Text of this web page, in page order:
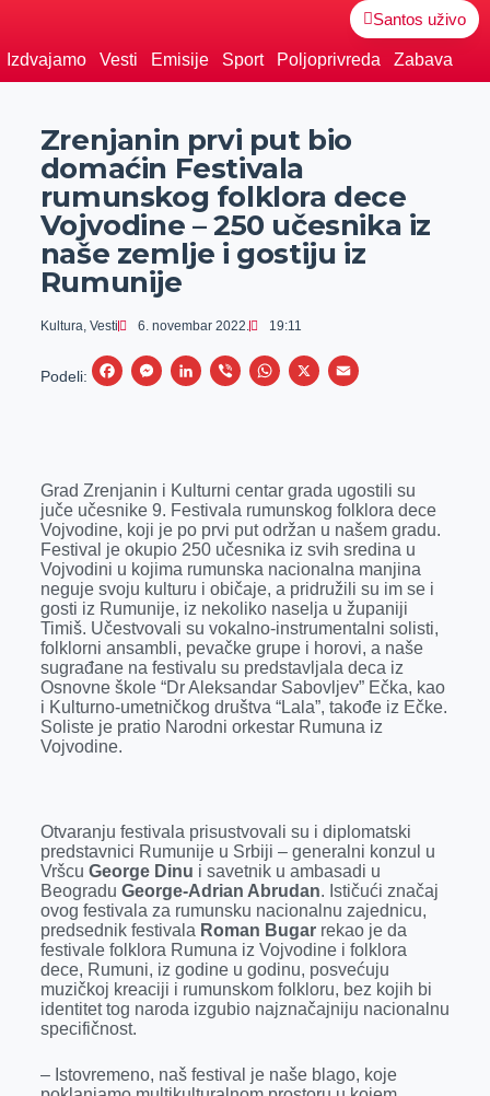
Santos uživo
Izdvajamo Vesti Emisije Sport Poljoprivreda Zabava
Zrenjanin prvi put bio
domaćin Festivala
rumunskog folklora dece
Vojvodine – 250 učesnika iz
naše zemlje i gostiju iz
Rumunije
Kultura, Vesti 6. novembar 2022. 19:11
Podeli:
F
b
o
o
k
M
e
n
g
e
r
L
e
d
I
n
V
r
W
s
A
p
p
X
E
l
Grad Zrenjanin i Kulturni centar grada ugostili su
juče učesnike 9. Festivala rumunskog folklora dece
Vojvodine, koji je po prvi put održan u našem gradu.
Festival je okupio 250 učesnika iz svih sredina u
Vojvodini u kojima rumunska nacionalna manjina
neguje svoju kulturu i običaje, a pridružili su im se i
gosti iz Rumunije, iz nekoliko naselja u županiji
Timiš. Učestvovali su vokalno-instrumentalni solisti,
folklorni ansambli, pevačke grupe i horovi, a naše
sugrađane na festivalu su predstavljala deca iz
Osnovne škole “Dr Aleksandar Sabovljev” Ečka, kao
i Kulturno-umetničkog društva “Lala”, takođe iz Ečke.
Soliste je pratio Narodni orkestar Rumuna iz
Vojvodine.
Otvaranju festivala prisustvovali su i diplomatski
predstavnici Rumunije u Srbiji – generalni konzul u
Vršcu George Dinu i savetnik u ambasadi u
Beogradu George-Adrian Abrudan. Ističući značaj
ovog festivala za rumunsku nacionalnu zajednicu,
predsednik festivala Roman Bugar rekao je da
festivale folklora Rumuna iz Vojvodine i folklora
dece, Rumuni, iz godine u godinu, posvećuju
muzičkoj kreaciji i rumunskom folkloru, bez kojih bi
identitet tog naroda izgubio najznačajniju nacionalnu
specifičnost.
– Istovremeno, naš festival je naše blago, koje